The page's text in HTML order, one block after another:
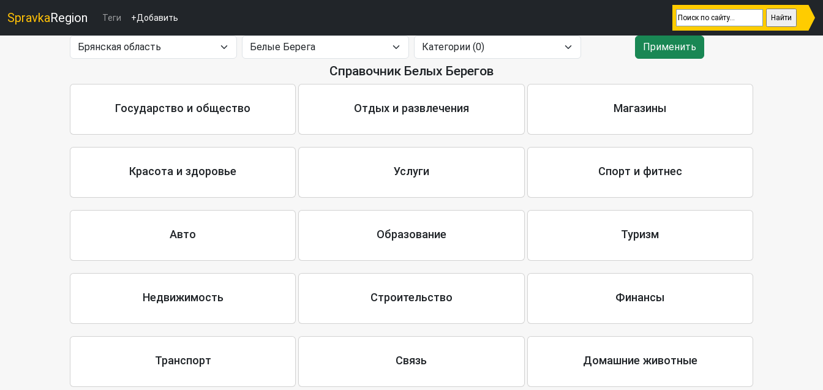
SpravkaRegion Теги +Добавить
Применить
Справочник Белых Берегов
Государство и общество Отдых и развлечения Магазины
Красота и здоровье Услуги Спорт и фитнес
Авто Образование Туризм
Недвижимость Строительство Финансы
Транспорт Связь Домашние животные